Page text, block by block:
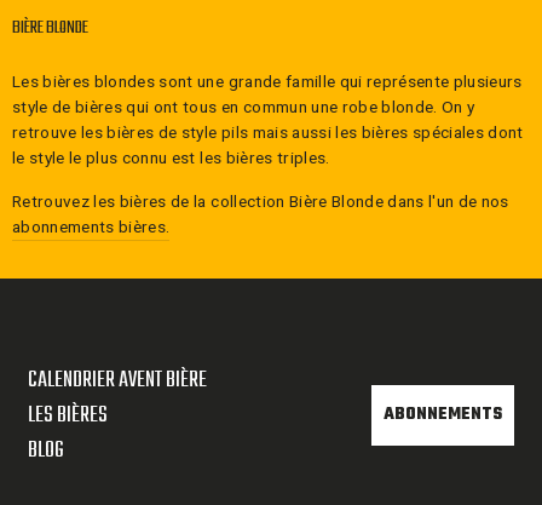
BIÈRE BLONDE
Les bières blondes sont une grande famille qui représente plusieurs
style de bières qui ont tous en commun une robe blonde. On y
retrouve les bières de style pils mais aussi les bières spéciales dont
le style le plus connu est les bières triples.
Retrouvez les bières de la collection Bière Blondedans l'un de nos
abonnements bières.
CALENDRIER AVENT BIÈRE
LES BIÈRES
BLOG
ABONNEMENTS